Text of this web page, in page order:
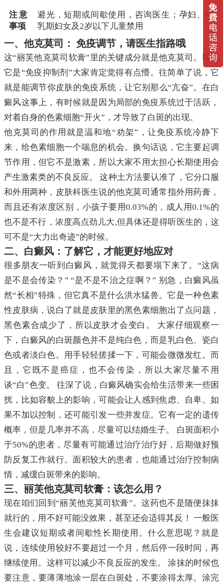
注意
事项
避光，短期或间歇使用，咨询医生；孕妇、哺
乳期妇女及2岁以下儿童禁用
一、他克莫司： 免疫调节，请医生指路哦
这“丽芙他克莫司软膏”里的关键成分就是他克莫司。我说
它是“免疫抑制剂”大家肯定觉得有点懵。往简单了说，它
就是能调节你皮肤的免疫系统，让它别那么“亢奋”。在白
癜风这事上，有时候就是因为局部的免疫系统过于活跃，
对着自身的色素细胞“开火”，才导致了白斑的出现。
他克莫司的作用就是温和地“劝架”，让免疫系统冷静下
来，给色素细胞一个喘息的机会。换句话说，它主要起调
节作用，但它不是激素，所以大家不用太担心长期使用会
产生激素类的不良反应。 这种土方法要认准了，它分口服
和外用两种，皮肤科医生说的他克莫司通常指外用药膏，
而且还有浓度区别，小孩子要用0.03%的，成人用0.1%的
也不是不行，浓度高点劲儿大,但具体还是得听医生的，这
可不是“大力出奇迹”的时候。
二、白癜风：了解它，才能更好地应对
很多朋友一听到白癜风，就觉得天都要塌下来了。“这病
是不是会传染？” “是不是不治之症啊？” 别急，白癜风虽
然“长相”特殊，但它真不是什么洪水猛兽。它是一种色素
性皮肤病，说白了就是皮肤里的黑色素细胞出了点问题，
黑色素合成少了，所以皮肤才会变白。 大家仔细观察一
下，白癜风的白斑颜色并不是纯白色，而是乳白色、瓷白
色或者淡白色。用手轻轻搓揉一下，可能会微微发红。而
且，它既不是癌症，也不会传染，所以大家尽量不用
谈“白”色变。 往深了说，白癜风确实会给生活带来一些困
扰，比如容貌上的影响，可能会让人感到焦虑、自卑。如
果不加以控制，还可能引发一些并发症。它有一定的遗传
概率，但是几率并不高，尽量可以结婚生子。 白斑面积小
于50%的患者，尽量有可能通过治疗治疗好，后期做好预
防反复工作就行。面积较大的患者，也能通过治疗控制病
情，减缓白斑带来的影响。
三、丽芙他克莫司软膏：该怎么用？
现在咱们回到“丽芙他克莫司软膏”。这药也不是随便抹抹
就行的，用不好可能没效果，甚至还会适得其反！ 一般医
生会建议短期或者间歇性长期使用。什么意思呢？就是
说，连续使用较好不要超过一个月，然后停一段时间，再
继续使用。这样可以减少不良反应的发生。 涂抹的时候也
要注意，要薄薄地涂一层在白斑处，不要涂得太厚。涂完